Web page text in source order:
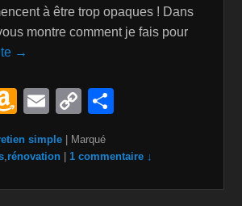
à être trop opaques ! Dans
montre comment je fais pour
→
A
m
a
E
m
ail
C
p
ta
simple
Marqué
,rénovation |1 commentaire ↓